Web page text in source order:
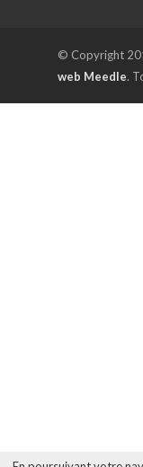
© Copyright
web Meedle.